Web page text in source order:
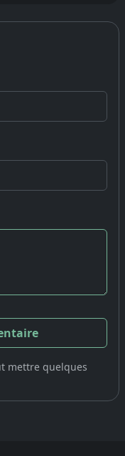
mettre quelques